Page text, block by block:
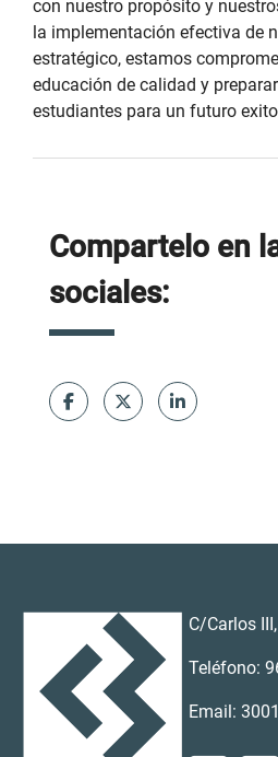
con nuestro propósito y
la implementación efectiva de
estratégico, estamos
educación de calidad y
estudiantes para un futuro
Compartelo en
sociales:
C/Carlos
Teléfono:
Email: